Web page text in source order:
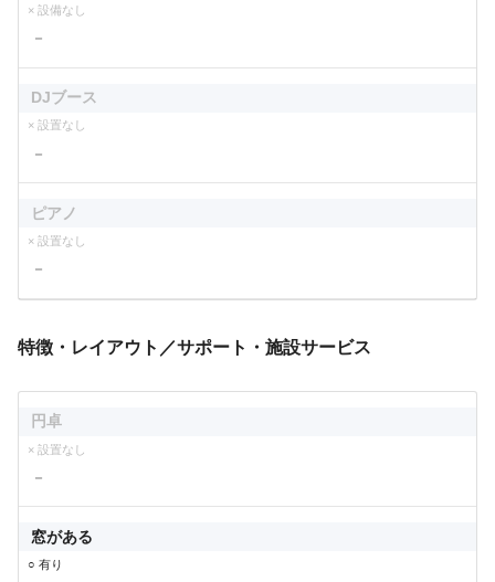
× 設備なし
－
DJブース
× 設置なし
－
ピアノ
× 設置なし
－
特徴・レイアウト／サポート・施設サービス
円卓
× 設置なし
－
窓がある
○ 有り